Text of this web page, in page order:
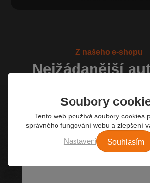
Z našeho e-shopu
Nejžádanější
Soubory
Tento web používá soubory cookies
správného fungování webu a zlepšení
Nastavení Souhlasím